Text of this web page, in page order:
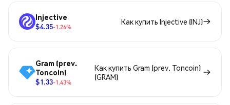
Injective
$4.35-1.26%
Как купить Injective (INJ)
Gram (prev.
Toncoin)
$1.33-1.43%
Как купить Gram (prev. Toncoin)
(GRAM)